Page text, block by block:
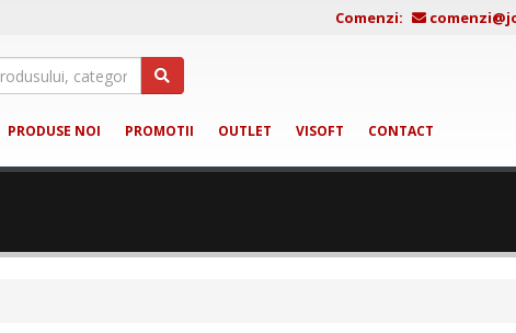
Comenzi:
PRODUSE NOI PROMOTII OUTLET VISOFT CONTACT